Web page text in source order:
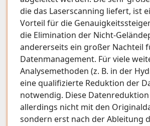
die das Laserscanning liefert, ist
Vorteil für die
die Elimination der Nicht-
andererseits ein großer Nachteil
Datenmanagement. Für viele
Analysemethoden (z. B. in der
eine qualifizierte Reduktion der
notwendig. Diese
allerdings nicht mit den
sondern erst nach der Ableitung